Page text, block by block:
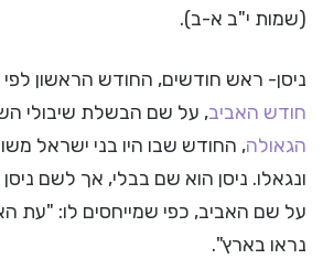
(שמות י"ב א-ב).
ניסן- ראש חודשים, החודש הראשון לפי
חודש האביב, על שם הבשלת שיבולי
הגאולה, החודש שבו היו בני ישראל
ונגאלו. ניסן הוא שם בבלי, אך לשם ניסן
על שם האביב, כפי שמייחסים לו: "עת
נראו בארץ".